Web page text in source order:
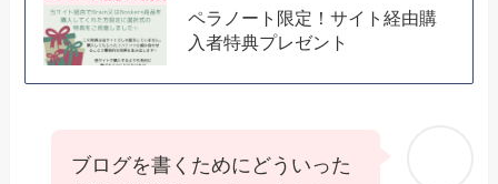
ペラノート限定！サイト経由購
入者特典プレゼント
ブログを書くためにどういった